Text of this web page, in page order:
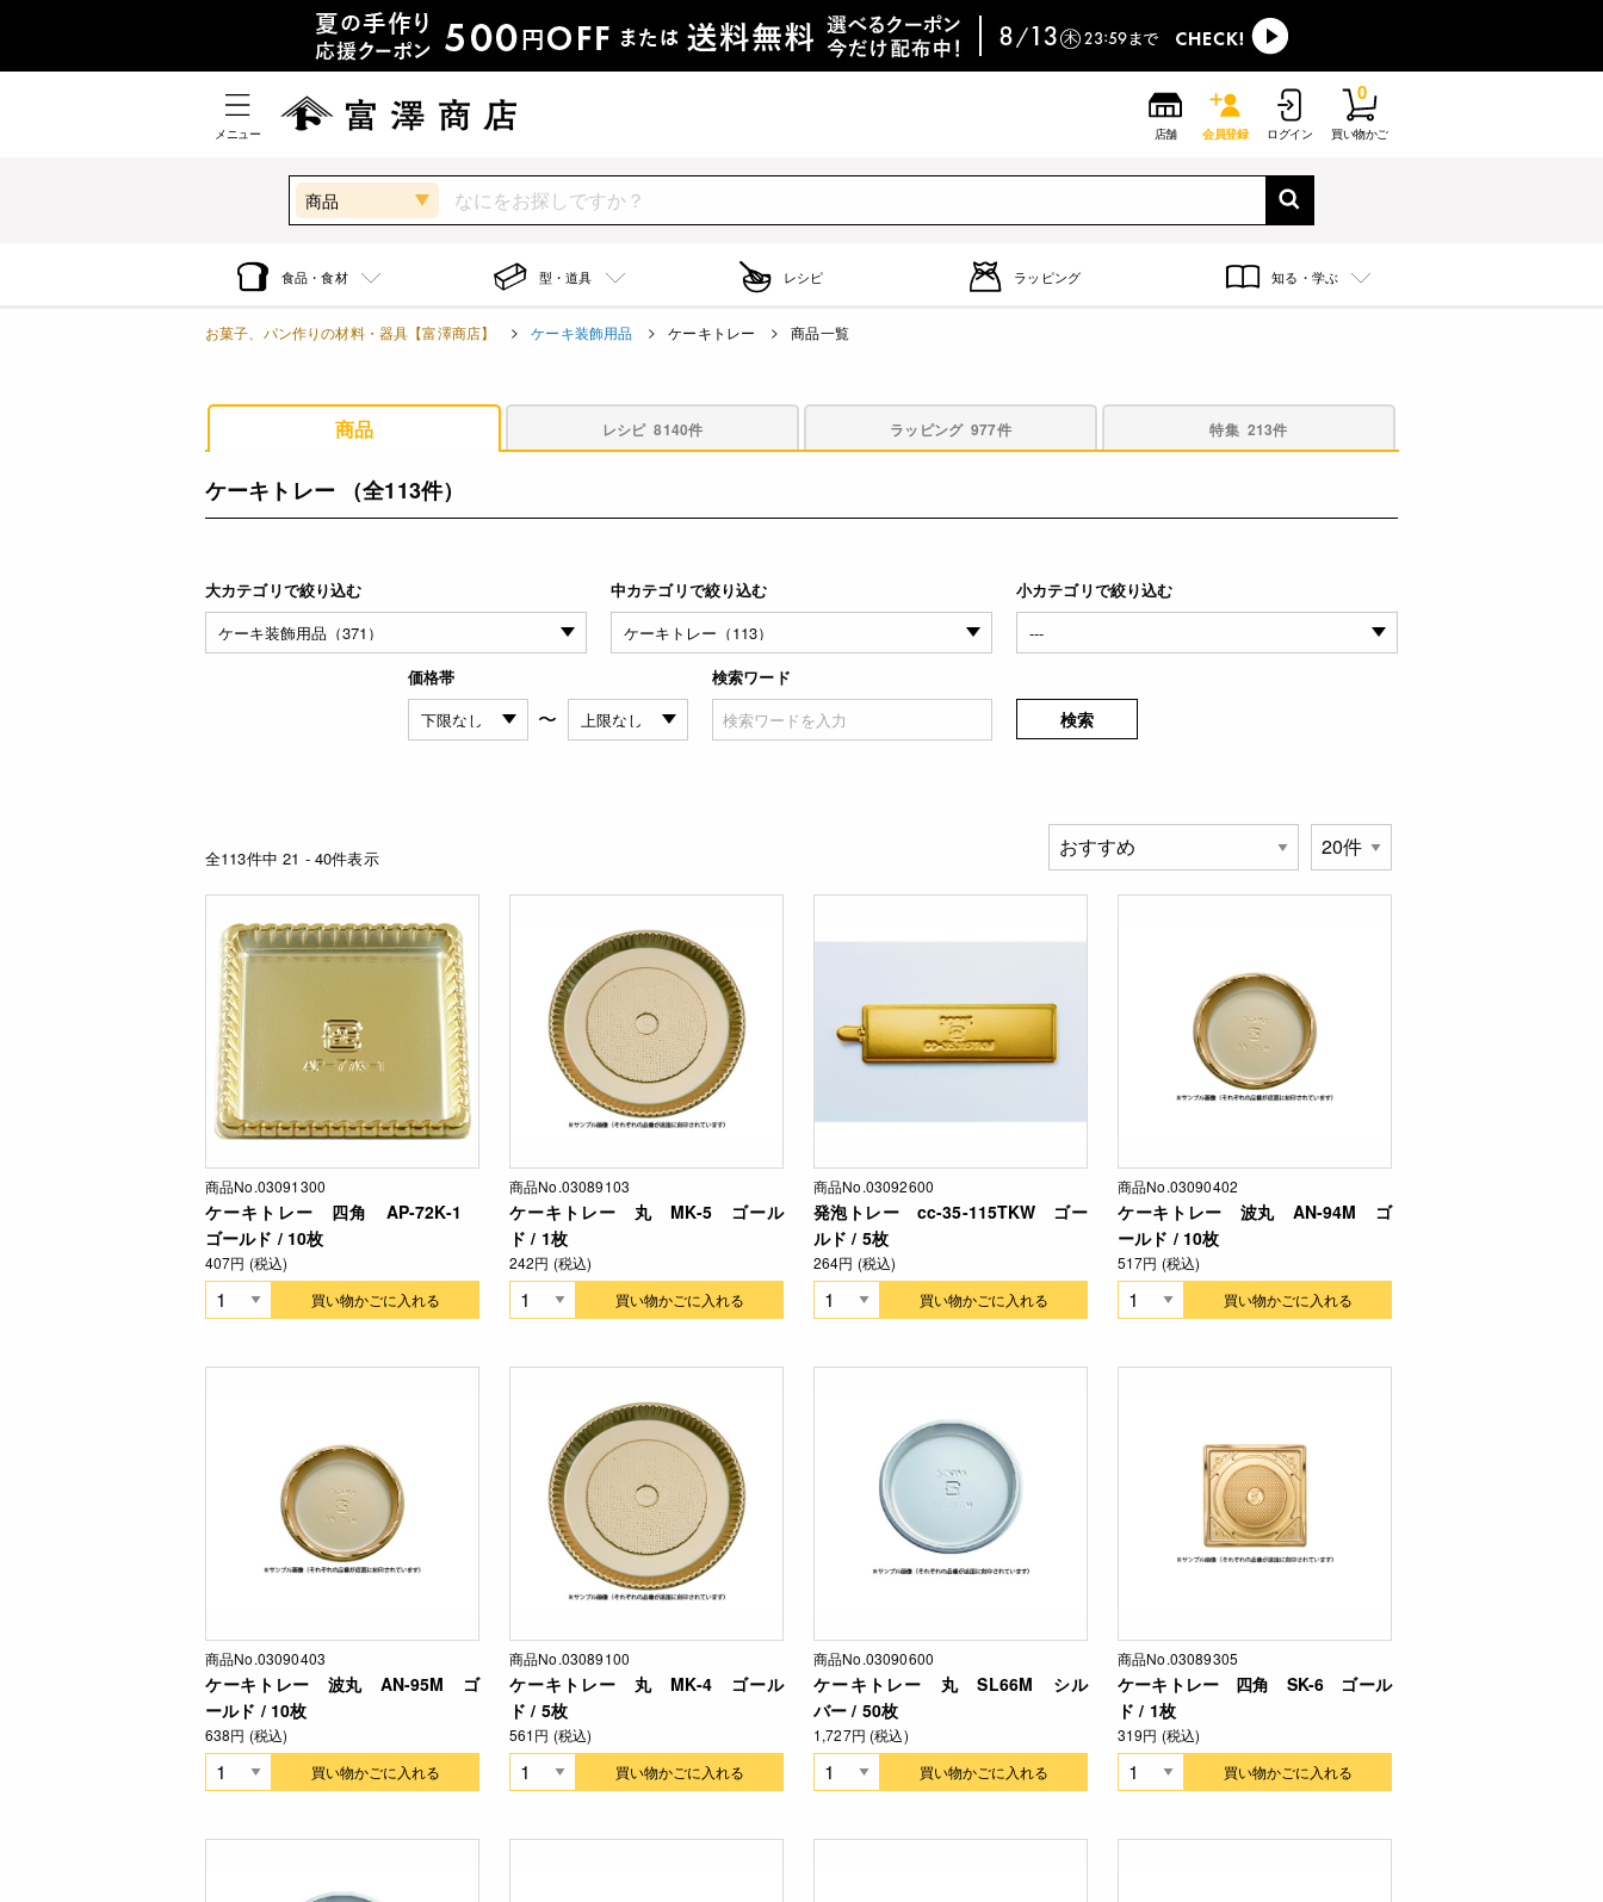
メニュー 店舗 会員登録 ログイン 買い物かご
0
商品
食品・食材 型・道具 レシピ ラッピング 知る・学ぶ
お菓子、パン作りの材料・器具【富澤商店】 ケーキ装飾用品 ケーキトレー 商品一覧
商品 レシピ 8140件 ラッピング 977件 特集 213件
ケーキトレー （全113件）
大カテゴリで絞り込む 中カテゴリで絞り込む 小カテゴリで絞り込む
価格帯
〜
検索ワード
検索
全113件中 21 - 40件表示
商品No.03091300
ケーキトレー 四角 AP-72K-1
ゴールド / 10枚
407円 (税込)
買い物かごに入れる
商品No.03089103
ケーキトレー 丸 MK-5 ゴール
ド / 1枚
242円 (税込)
買い物かごに入れる
商品No.03092600
発泡トレー cc-35-115TKW ゴー
ルド / 5枚
264円 (税込)
買い物かごに入れる
商品No.03090402
ケーキトレー 波丸 AN-94M ゴ
ールド / 10枚
517円 (税込)
買い物かごに入れる
商品No.03090403
ケーキトレー 波丸 AN-95M ゴ
ールド / 10枚
638円 (税込)
買い物かごに入れる
商品No.03089100
ケーキトレー 丸 MK-4 ゴール
ド / 5枚
561円 (税込)
買い物かごに入れる
商品No.03090600
ケーキトレー 丸 SL66M シル
バー / 50枚
1,727円 (税込)
買い物かごに入れる
商品No.03089305
ケーキトレー 四角 SK-6 ゴール
ド / 1枚
319円 (税込)
買い物かごに入れる